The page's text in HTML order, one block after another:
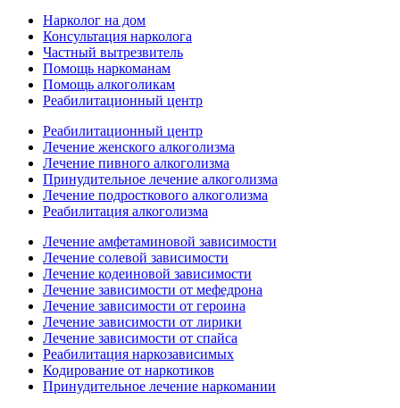
Нарколог на дом
Консультация нарколога
Частный вытрезвитель
Помощь наркоманам
Помощь алкоголикам
Реабилитационный центр
Реабилитационный центр
Лечение женского алкоголизма
Лечение пивного алкоголизма
Принудительное лечение алкоголизма
Лечение подросткового алкоголизма
Реабилитация алкоголизма
Лечение амфетаминовой зависимости
Лечение солевой зависимости
Лечение кодеиновой зависимости
Лечение зависимости от мефедрона
Лечение зависимости от героина
Лечение зависимости от лирики
Лечение зависимости от спайса
Реабилитация наркозависимых
Кодирование от наркотиков
Принудительное лечение наркомании